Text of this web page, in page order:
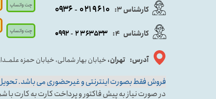
آدرس: تهران،خیابان بهار شمالی، خیابان حمزه
کارشناس ۳: ۰۲۱۹۶۱۰ -۰۹۳۶
فروش فقط بصورت اینترنتی و غیرحضوری می باشد.
در صورت نیاز به پیش فاکتور و پرداخت کارت به کارت با شماره کارشناس فروش
کارشناس 4
: ۲۳۶۳۵۳۳ - ۰۹۹۲ چت واتساپ
چت واتساپ